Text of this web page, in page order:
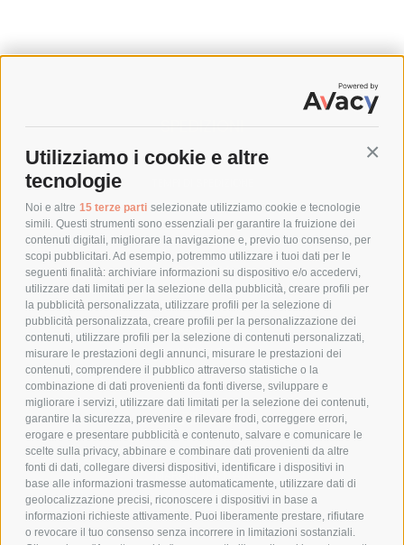
Utilizziamo i cookie e altre
tecnologie
Noi e altre 15 terze parti selezionate utilizziamo cookie e tecnologie
simili. Questi strumenti sono essenziali per garantire la fruizione dei
contenuti digitali, migliorare la navigazione e, previo tuo consenso, per
scopi pubblicitari. Ad esempio, potremmo utilizzare i tuoi dati per le
seguenti finalità: archiviare informazioni su dispositivo e/o accedervi,
utilizzare dati limitati per la selezione della pubblicità, creare profili per
la pubblicità personalizzata, utilizzare profili per la selezione di
pubblicità personalizzata, creare profili per la personalizzazione dei
contenuti, utilizzare profili per la selezione di contenuti personalizzati,
misurare le prestazioni degli annunci, misurare le prestazioni dei
contenuti, comprendere il pubblico attraverso statistiche o la
combinazione di dati provenienti da fonti diverse, sviluppare e
migliorare i servizi, utilizzare dati limitati per la selezione dei contenuti,
garantire la sicurezza, prevenire e rilevare frodi, correggere errori,
erogare e presentare pubblicità e contenuto, salvare e comunicare le
scelte sulla privacy, abbinare e combinare dati provenienti da altre
fonti di dati, collegare diversi dispositivi, identificare i dispositivi in
base alle informazioni trasmesse automaticamente, utilizzare dati di
geolocalizzazione precisi, riconoscere i dispositivi in base a
informazioni richieste attivamente. Puoi liberamente prestare, rifiutare
o revocare il tuo consenso senza incorrere in limitazioni sostanziali.
SPEDIZIONI
COSTI DI SPEDIZIONE
POLITICA DI RESO
POLICY
PRIVACY POLICY
COOKIE POLICY
PAGAMENTI SICURI
AZIENDA
CHI SIAMO
MARCHI TRATTATI
CONDOMINI